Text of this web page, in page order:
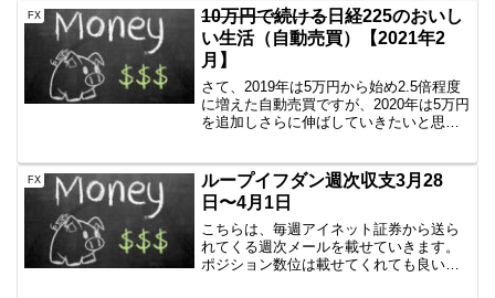
で2019年1月より自動売買を始めました。
資金はな...
FX 10万円で続ける 日経225のおいし
い生活（自動売買）【2021年2
月】
さて、2019年は5万円から始め2.5倍程度
に増えた自動売買ですが、2020年は5万円
を追加しさらに伸ばしていきたいと思い
んかで日経225買えるわけないでしょ？
頭...
FX
ループイフダン週次収支3月28
日〜4月1日
こちらは、毎週アイネット証券から送ら
れてくる週次メールを載せていきます。
ポジション数位は載せてくれても良い気